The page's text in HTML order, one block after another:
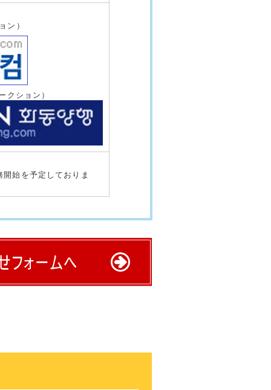
ン）
クション）
始を予定しておりま